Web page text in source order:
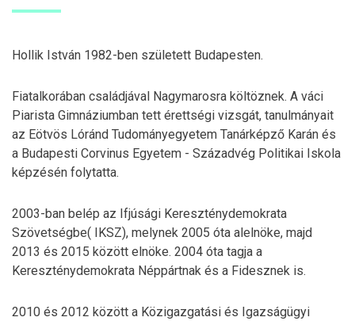
Hollik István 1982-ben született Budapesten.
Fiatalkorában családjával Nagymarosra költöznek. A váci
Piarista Gimnáziumban tett érettségi vizsgát, tanulmányait
az Eötvös Lóránd Tudományegyetem Tanárképző Karán és
a Budapesti Corvinus Egyetem - Századvég Politikai Iskola
képzésén folytatta.
2003-ban belép az Ifjúsági Kereszténydemokrata
Szövetségbe( IKSZ), melynek 2005 óta alelnöke, majd
2013 és 2015 között elnöke. 2004 óta tagja a
Kereszténydemokrata Néppártnak és a Fidesznek is.
2010 és 2012 között a Közigazgatási és Igazságügyi